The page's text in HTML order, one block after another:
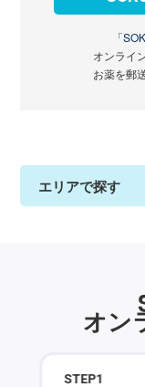
「
オンライ
お薬を郵
エリアで探す
オン
STEP1